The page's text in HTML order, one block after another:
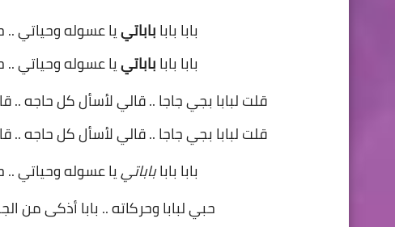
بابا باباباباتييا عسوله وحياتي
بابا باباباباتييا عسوله وحياتي
قلت لبابا بجي جاجا .. قالي لأسأل كل
قلت لبابا بجي جاجا .. قالي لأسأل كل
بابا باباباباتييا عسوله وحياتي
حبي لبابا وحركاته .. بابا أذكى من